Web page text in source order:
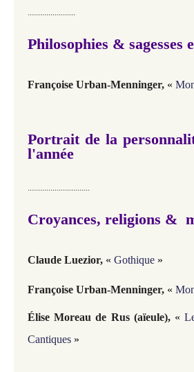
Philosophies & sagesses
Françoise Urban-Menninger, «
Portrait de la
l'année
Croyances, religions &
Claude Luezior, « Gothique »
Françoise Urban-Menninger, «
Élise Moreau de Rus (aïeule), «
Cantiques »